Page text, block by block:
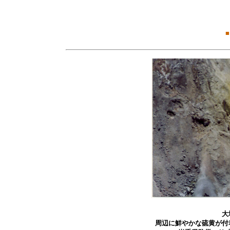
大
周辺に鮮やかな硫黄が